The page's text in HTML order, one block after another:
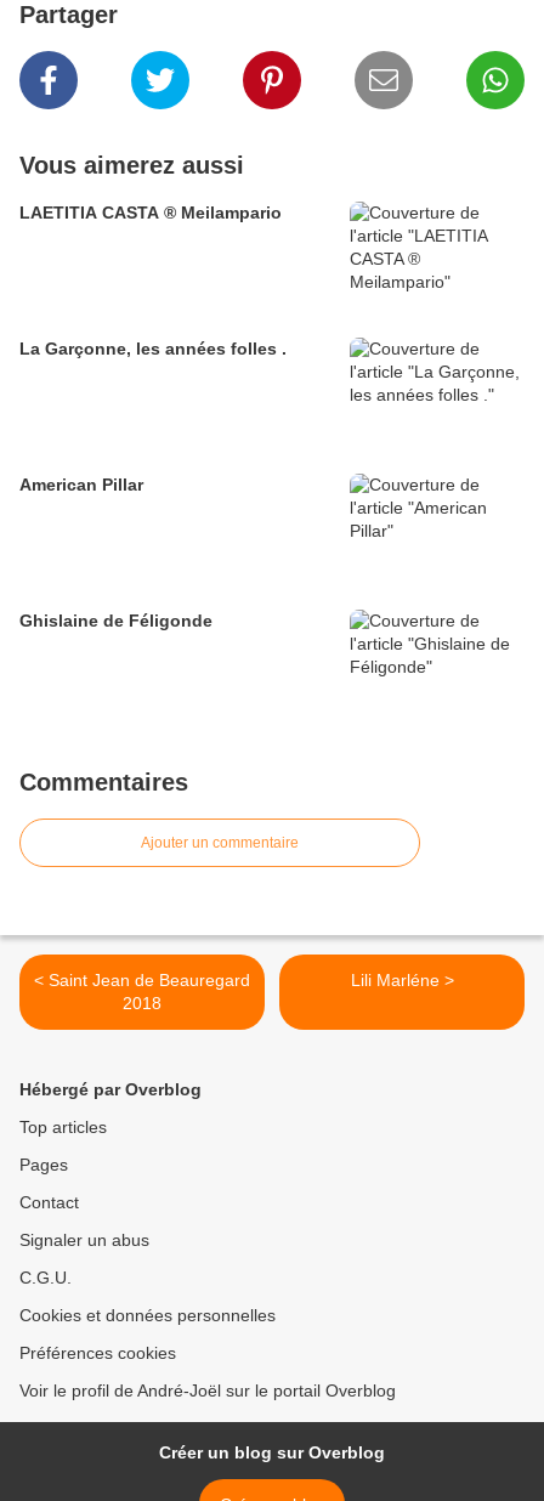
Partager
Vous aimerez aussi
LAETITIA CASTA ® Meilampario
La Garçonne, les années folles .
American Pillar
Ghislaine de Féligonde
Commentaires
Ajouter un commentaire
< Saint Jean de Beauregard
2018
Lili Marléne >
Hébergé par Overblog
Top articles
Pages
Contact
Signaler un abus
C.G.U.
Cookies et données personnelles
Préférences cookies
Voir le profil de André-Joël sur le portail Overblog
Créer un blog sur Overblog